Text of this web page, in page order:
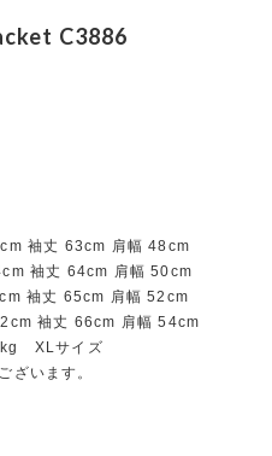
C3886
袖丈 63cm 肩幅 48cm
袖丈 64cm 肩幅 50cm
袖丈 65cm 肩幅 52cm
袖丈 66cm 肩幅 54cm
XLサイズ
ざいます。